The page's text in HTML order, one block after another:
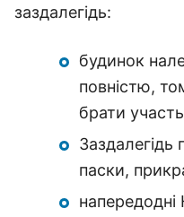
заздалегідь:
будинок
повністю,
брати участь
Заздалегідь
паски,
напередодні